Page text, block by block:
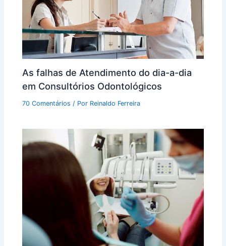
As falhas de Atendimento do dia-a-dia
em Consultórios Odontológicos
70 Comentários / Por Reinaldo Ferreira